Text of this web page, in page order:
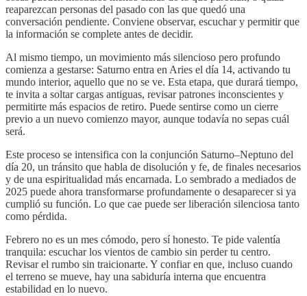
reaparezcan personas del pasado con las que quedó una
conversación pendiente. Conviene observar, escuchar y permitir que
la información se complete antes de decidir.
Al mismo tiempo, un movimiento más silencioso pero profundo
comienza a gestarse: Saturno entra en Aries el día 14, activando tu
mundo interior, aquello que no se ve. Esta etapa, que durará tiempo,
te invita a soltar cargas antiguas, revisar patrones inconscientes y
permitirte más espacios de retiro. Puede sentirse como un cierre
previo a un nuevo comienzo mayor, aunque todavía no sepas cuál
será.
Este proceso se intensifica con la conjunción Saturno–Neptuno del
día 20, un tránsito que habla de disolución y fe, de finales necesarios
y de una espiritualidad más encarnada. Lo sembrado a mediados de
2025 puede ahora transformarse profundamente o desaparecer si ya
cumplió su función. Lo que cae puede ser liberación silenciosa tanto
como pérdida.
Febrero no es un mes cómodo, pero sí honesto. Te pide valentía
tranquila: escuchar los vientos de cambio sin perder tu centro.
Revisar el rumbo sin traicionarte. Y confiar en que, incluso cuando
el terreno se mueve, hay una sabiduría interna que encuentra
estabilidad en lo nuevo.